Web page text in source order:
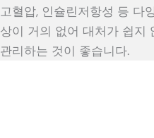
고혈압, 인슐린저항성 등 다
상이 거의 없어 대처가 쉽지
관리하는 것이 좋습니다.